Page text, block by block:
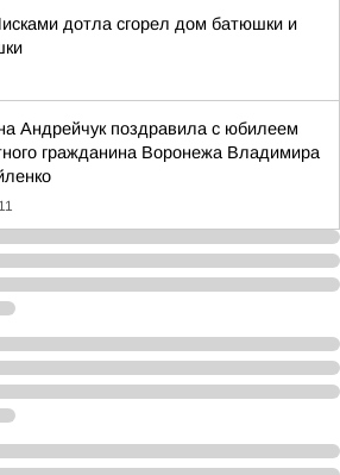
дотла сгорел дом батюшки и
Андрейчук поздравила с юбилеем
гражданина Воронежа Владимира